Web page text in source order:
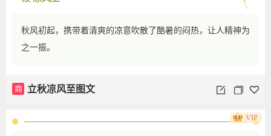
秋风初起，携带着清爽的凉意吹散了酷暑的闷热，让人精神为
之一振。
商 立秋凉风至图文
VIP